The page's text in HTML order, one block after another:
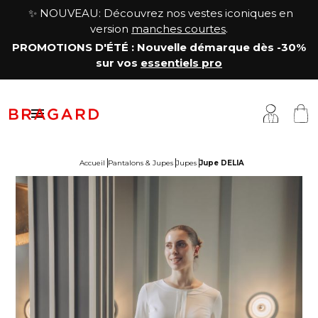
✨ NOUVEAU: Découvrez nos vestes iconiques en
version manches courtes.
PROMOTIONS D'ÉTÉ : Nouvelle démarque dès -30%
sur vos essentiels pro

& Jupes
& Chasubles
cuisine
boucher, charcutier, traiteur
fromager
service & hôtellerie
médicale
Maison
histoire
faire
& Collaborations
Accueil Pantalons & Jupes Jupes Jupe DELIA